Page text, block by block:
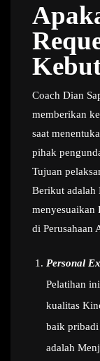
Coach Dian
memberikan
saat
pihak
Tujuan
Berikut adalah
menyesuaikan
di Perusahaan
Personal
Pelatihan
kualitas
baik pribadi
adalah